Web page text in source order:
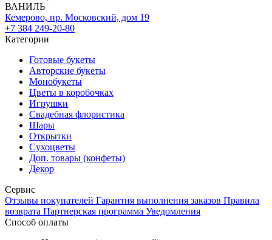
ВАНИЛЬ
Кемерово, пр. Московский, дом 19
+7 384 249-20-80
Категории
Готовые букеты
Авторские букеты
Монобукеты
Цветы в коробочках
Игрушки
Свадебная флористика
Шары
Открытки
Сухоцветы
Доп. товары (конфеты)
Декор
Сервис
Отзывы покупателей Гарантия выполнения заказов Правила
возврата Партнерская программа Уведомления
Способ оплаты